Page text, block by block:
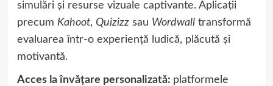
simulări și resurse vizuale captivante. Aplicații
precum Kahoot, Quizizzsau Wordwalltransformă
evaluarea într-o experiență ludică, plăcută și
motivantă.
Acces la învățare personalizată: platformele